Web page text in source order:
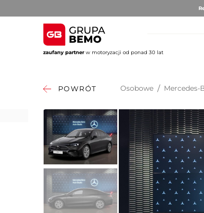
zaufany partner w motoryzacji od ponad 30 lat
AUTO BRUNO
Volvo
POWRÓT Osobowe / Mercedes-